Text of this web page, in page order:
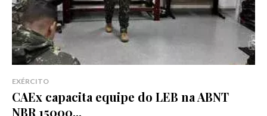
EXÉRCITO
CAEx capacita equipe do LEB na ABNT
NBR 15000...